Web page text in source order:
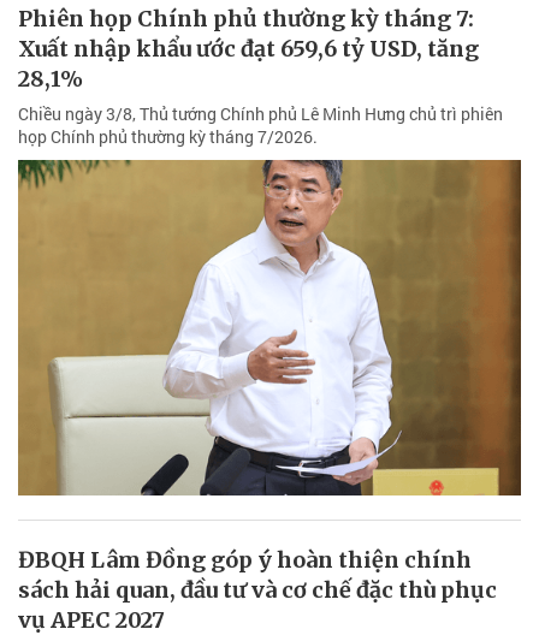
Phiên họp Chính phủ thường kỳ tháng 7:
Xuất nhập khẩu ước đạt 659,6 tỷ USD, tăng
28,1%
Chiều ngày 3/8, Thủ tướng Chính phủ Lê Minh Hưng chủ trì phiên
họp Chính phủ thường kỳ tháng 7/2026.
ĐBQH Lâm Đồng góp ý hoàn thiện chính
sách hải quan, đầu tư và cơ chế đặc thù phục
vụ APEC 2027